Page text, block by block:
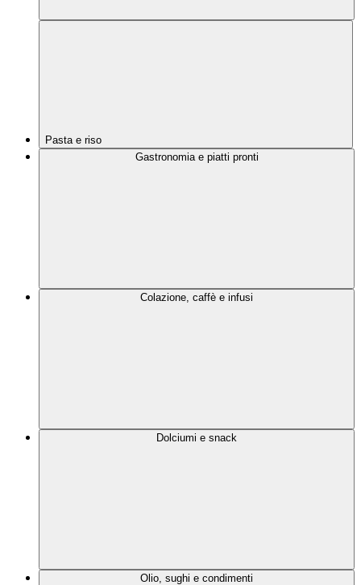
Pasta e riso
Gastronomia e piatti pronti
Colazione, caffè e infusi
Dolciumi e snack
Olio, sughi e condimenti